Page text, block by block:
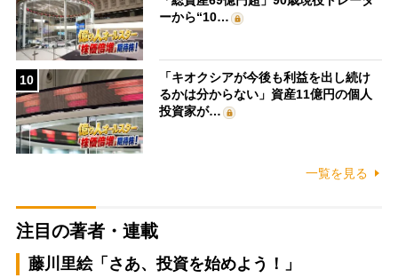
ーから“10…
10
「キオクシアが今後も利益を出し続け
るかは分からない」資産11億円の個人
投資家が…
一覧を見る
注目の著者・連載
藤川里絵「さあ、投資を始めよう！」